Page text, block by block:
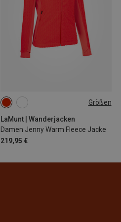
Größen
LaMunt | Wanderjacken
Damen Jenny Warm Fleece Jacke
219,95 €
XS
XXL